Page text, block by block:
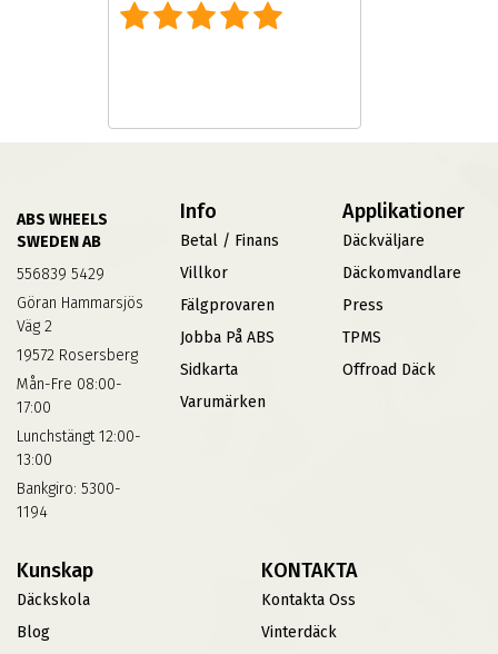
ABS WHEELS
SWEDEN AB
556839 5429
Göran Hammarsjös
Väg 2
19572 Rosersberg
Mån-Fre 08:00-
17:00
Lunchstängt 12:00-
13:00
Bankgiro: 5300-
1194
Info
Betal / Finans
Villkor
Fälgprovaren
Jobba På ABS
Sidkarta
Varumärken
Applikationer
Däckväljare
Däckomvandlare
Press
TPMS
Offroad Däck
Kunskap
Däckskola
Blog
KONTAKTA
Kontakta Oss
Vinterdäck